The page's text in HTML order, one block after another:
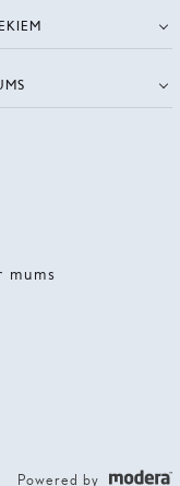
mums
Powered by